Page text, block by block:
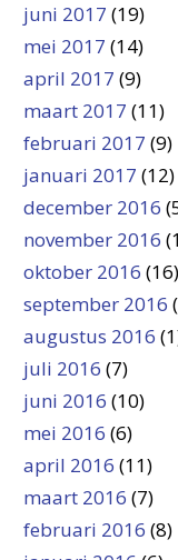
juni 2017 (19)
mei 2017 (14)
april 2017 (9)
maart 2017 (11)
februari 2017 (9)
januari 2017 (12)
december 2016
november 2016
oktober 2016 (16)
september 2016
augustus 2016
juli 2016 (7)
juni 2016 (10)
mei 2016 (6)
april 2016 (11)
maart 2016 (7)
februari 2016 (8)